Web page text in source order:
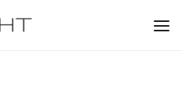
티피아이 인사이트